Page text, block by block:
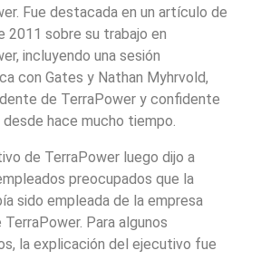
Fue destacada en un artículo de
2011 sobre su trabajo en
incluyendo una sesión
con Gates y Nathan Myhrvold,
de TerraPower y confidente
hace mucho tiempo.
de TerraPower luego dijo a
preocupados que la
sido empleada de la empresa
Para algunos
la explicación del ejecutivo fue